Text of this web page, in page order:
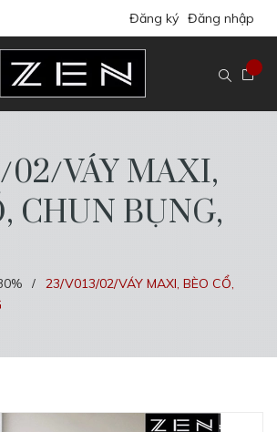
Đăng ký Đăng nhập
02/VÁY MAXI,
CHUN BỤNG,
/
23/V013/02/VÁY MAXI, BÈO CỔ,